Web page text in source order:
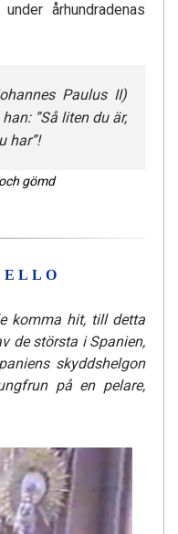
århundradenas
Paulus II)
”Så liten du är,
har”!
gömd
komma hit, till detta
de största i Spanien,
skyddshelgon
på en pelare,